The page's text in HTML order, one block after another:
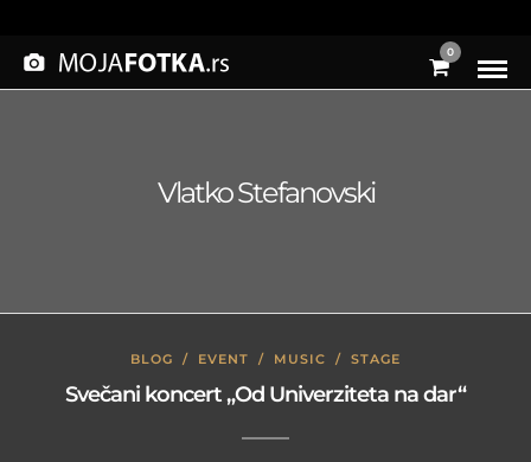
0
Vlatko Stefanovski
BLOG / EVENT / MUSIC / STAGE
Svečani koncert „Od Univerziteta na dar“